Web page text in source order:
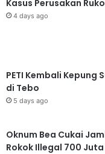
Kasus Perusakan
4 days ago
PETI Kembali Kepung
di Tebo
5 days ago
Oknum Bea Cukai
Rokok Illegal 700 Juta